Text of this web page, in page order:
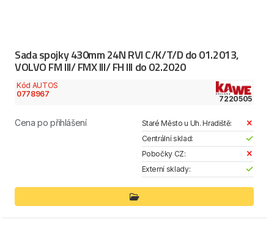
Sada spojky 430mm 24N RVI C/K/T/D do 01.2013,
VOLVO FM III/ FMX III/ FH III do 02.2020
Kód AUTOS
0778967
7220505
Cena po přihlášení
Staré Město u Uh. Hradiště:
Centrální sklad:
Pobočky CZ:
Externí sklady: